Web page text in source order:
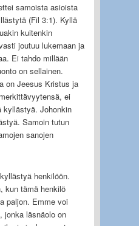
samoista asioista
(Fil 3:1). Kyllä
kuitenkin
joutuu lukemaan ja
Ei tahdo millään
on sellainen.
on Jeesus Kristus ja
ei
kyllästyä. Johonkin
Samoin tutun
sanojen
henkilöön.
kun tämä henkilö
paljon. Emme voi
jonka läsnäolo on